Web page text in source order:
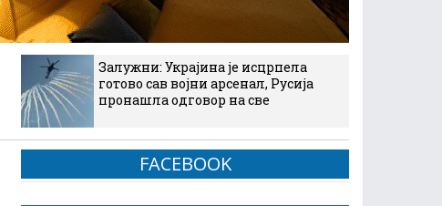
Залужни: Украјина је исцрпела
готово сав војни арсенал, Русија
пронашла одговор на све
FACEBOOK